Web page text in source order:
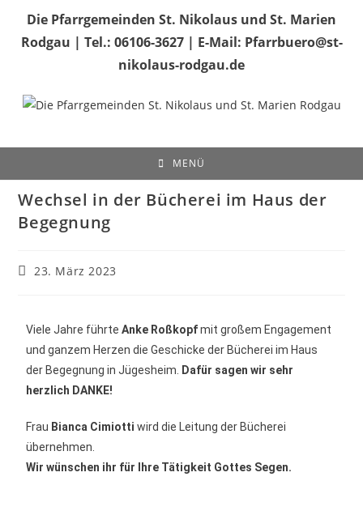
Die Pfarrgemeinden St. Nikolaus und St. Marien
Rodgau | Tel.: 06106-3627 | E-Mail: Pfarrbuero@st-
nikolaus-rodgau.de
MENÜ
Wechsel in der Bücherei im Haus der
Begegnung
23. März 2023
Viele Jahre führteAnke Roßkopfmit großem Engagement
und ganzem Herzen die Geschicke der Bücherei im Haus
der Begegnung in Jügesheim.
Dafür sagen wir sehr
herzlich DANKE!
Frau Bianca Cimiotti wird die Leitung der Bücherei
übernehmen.
Wir wünschen ihr für Ihre Tätigkeit Gottes Segen.